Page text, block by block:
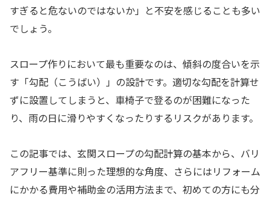
すぎると危ないのではないか」と不安を感じることも多い
でしょう。
スロープ作りにおいて最も重要なのは、傾斜の度合いを示
す「勾配（こうばい）」の設計です。適切な勾配を計算せ
ずに設置してしまうと、車椅子で登るのが困難になった
り、雨の日に滑りやすくなったりするリスクがあります。
この記事では、玄関スロープの勾配計算の基本から、バリ
アフリー基準に則った理想的な角度、さらにはリフォーム
にかかる費用や補助金の活用方法まで、初めての方にも分